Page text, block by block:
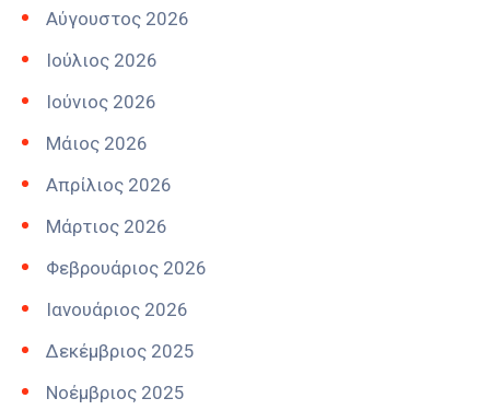
Αύγουστος 2026
Ιούλιος 2026
Ιούνιος 2026
Μάιος 2026
Απρίλιος 2026
Μάρτιος 2026
Φεβρουάριος 2026
Ιανουάριος 2026
Δεκέμβριος 2025
Νοέμβριος 2025